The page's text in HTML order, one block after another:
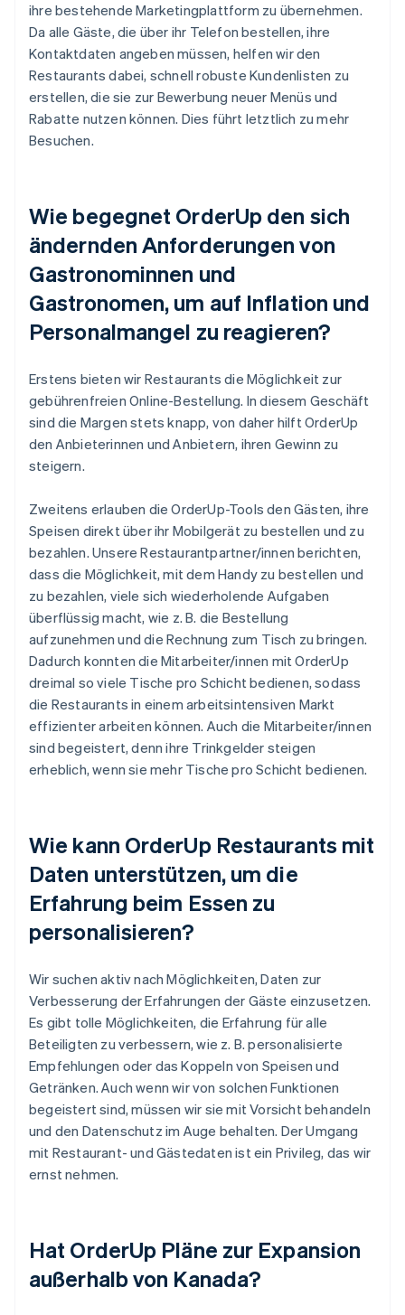
ihre bestehende Marketingplattform zu übernehmen.
Da alle Gäste, die über ihr Telefon bestellen, ihre
Kontaktdaten angeben müssen, helfen wir den
Restaurants dabei, schnell robuste Kundenlisten zu
erstellen, die sie zur Bewerbung neuer Menüs und
Rabatte nutzen können. Dies führt letztlich zu mehr
Besuchen.
Wie begegnet OrderUp den sich
ändernden Anforderungen von
Gastronominnen und
Gastronomen, um auf Inflation und
Personalmangel zu reagieren?
Erstens bieten wir Restaurants die Möglichkeit zur
gebührenfreien Online-Bestellung. In diesem Geschäft
sind die Margen stets knapp, von daher hilft OrderUp
den Anbieterinnen und Anbietern, ihren Gewinn zu
steigern.
Zweitens erlauben die OrderUp-Tools den Gästen, ihre
Speisen direkt über ihr Mobilgerät zu bestellen und zu
bezahlen. Unsere Restaurantpartner/innen berichten,
dass die Möglichkeit, mit dem Handy zu bestellen und
zu bezahlen, viele sich wiederholende Aufgaben
überflüssig macht, wie z. B. die Bestellung
aufzunehmen und die Rechnung zum Tisch zu bringen.
Dadurch konnten die Mitarbeiter/innen mit OrderUp
dreimal so viele Tische pro Schicht bedienen, sodass
die Restaurants in einem arbeitsintensiven Markt
effizienter arbeiten können. Auch die Mitarbeiter/innen
sind begeistert, denn ihre Trinkgelder steigen
erheblich, wenn sie mehr Tische pro Schicht bedienen.
Wie kann OrderUp Restaurants mit
Daten unterstützen, um die
Erfahrung beim Essen zu
personalisieren?
Wir suchen aktiv nach Möglichkeiten, Daten zur
Verbesserung der Erfahrungen der Gäste einzusetzen.
Es gibt tolle Möglichkeiten, die Erfahrung für alle
Beteiligten zu verbessern, wie z. B. personalisierte
Empfehlungen oder das Koppeln von Speisen und
Getränken. Auch wenn wir von solchen Funktionen
begeistert sind, müssen wir sie mit Vorsicht behandeln
und den Datenschutz im Auge behalten. Der Umgang
mit Restaurant- und Gästedaten ist ein Privileg, das wir
ernst nehmen.
Hat OrderUp Pläne zur Expansion
außerhalb von Kanada?